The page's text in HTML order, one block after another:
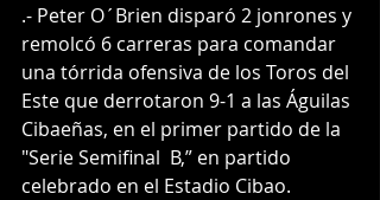
.- Peter O´Brien disparó 2 jonrones y
remolcó 6 carreras para comandar
una tórrida ofensiva de los Toros del
Este que derrotaron 9-1 a las Águilas
Cibaeñas, en el primer partido de la
"Serie Semifinal  B,” en partido
celebrado en el Estadio Cibao.